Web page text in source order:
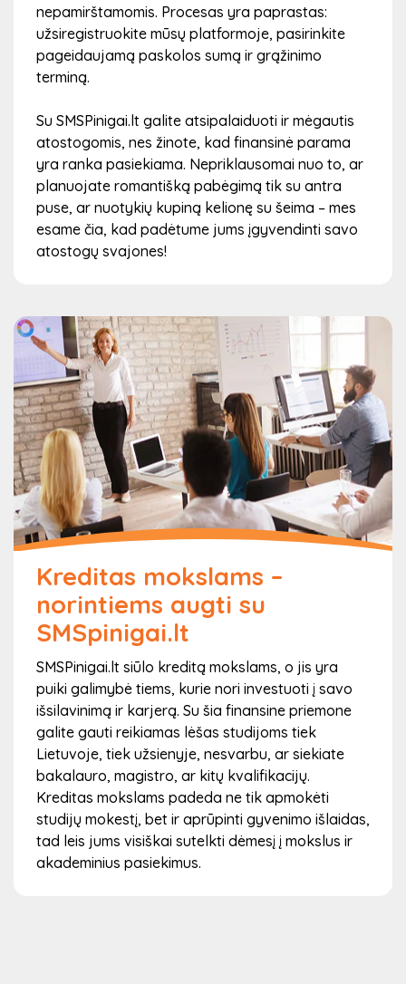
nepamirštamomis. Procesas yra paprastas:
užsiregistruokite mūsų platformoje, pasirinkite
pageidaujamą paskolos sumą ir grąžinimo
terminą.
Su SMSPinigai.lt galite atsipalaiduoti ir mėgautis
atostogomis, nes žinote, kad finansinė parama
yra ranka pasiekiama. Nepriklausomai nuo to, ar
planuojate romantišką pabėgimą tik su antra
puse, ar nuotykių kupiną kelionę su šeima – mes
esame čia, kad padėtume jums įgyvendinti savo
atostogų svajones!
Kreditas mokslams –
norintiems augti su
SMSpinigai.lt
SMSPinigai.lt siūlo kreditą mokslams, o jis yra
puiki galimybė tiems, kurie nori investuoti į savo
išsilavinimą ir karjerą. Su šia finansine priemone
galite gauti reikiamas lėšas studijoms tiek
Lietuvoje, tiek užsienyje, nesvarbu, ar siekiate
bakalauro, magistro, ar kitų kvalifikacijų.
Kreditas mokslams padeda ne tik apmokėti
studijų mokestį, bet ir aprūpinti gyvenimo išlaidas,
tad leis jums visiškai sutelkti dėmesį į mokslus ir
akademinius pasiekimus.